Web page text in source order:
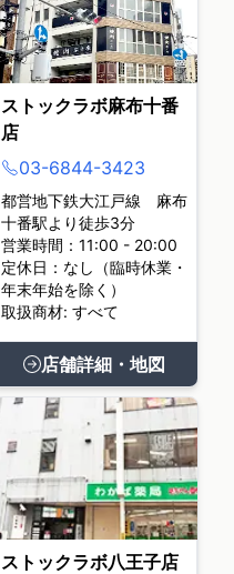
ストックラボ麻布十番
店
03-6844-3423
都営地下鉄大江戸線 麻布
十番駅より徒歩3分
営業時間：11:00 - 20:00
定休日：なし（臨時休業・
年末年始を除く）
取扱商材: すべて
店舗詳細・地図
ストックラボ八王子店